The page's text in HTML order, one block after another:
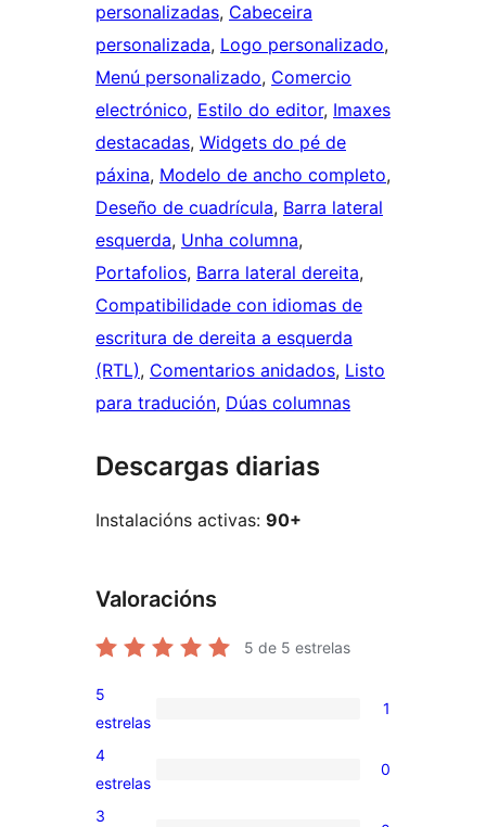
personalizadas, Cabeceira
personalizada, Logo personalizado
Menú personalizado, Comercio
electrónico, Estilo do editor, Imaxes
destacadas, Widgets do pé de
páxina, Modelo de ancho completo
Deseño de cuadrícula, Barra lateral
esquerda, Unha columna
Portafolios, Barra lateral dereita
Compatibilidade con idiomas de
escritura de dereita a esquerda
(RTL), Comentarios anidados, Listo
para tradución, Dúas columnas
Descargas diarias
Instalacións activas: 90+
Valoracións
5 de 5 estrelas
1
valoración
de
5
estrelas
1
0
valoracións
4
estrelas
0
3